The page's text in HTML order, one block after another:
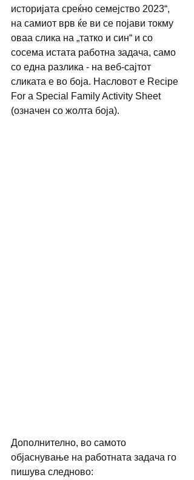
историјата среќно семејство 2023“,
на самиот врв ќе ви се појави токму
оваа слика на „татко и син“ и со
сосема истата работна задача, само
со една разлика - на веб-сајтот
сликата е во боја. Насловот е Recipe
For a Special Family Activity Sheet
(означен со жолта боја).
Дополнително, во самото
објаснување на работната задача го
пишува следново: